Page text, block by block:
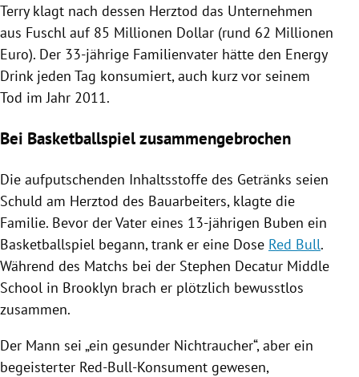
Terryklagt nach dessen Herztod das Unternehmen
aus Fuschl auf 85 Millionen Dollar (rund 62 Millionen
Euro). Der 33-jährige Familienvater hätte den Energy
Drink jeden Tag konsumiert, auch kurz vor seinem
Tod im Jahr 2011.
Bei Basketballspiel zusammengebrochen
Die aufputschenden Inhaltsstoffe des Getränks seien
Schuld am Herztod des Bauarbeiters, klagte die
Familie. Bevor der Vater eines 13-jährigen Buben ein
Basketballspiel begann, trank er eine Dose Red Bull.
Während des Matchs bei der Stephen Decatur Middle
School in Brooklyn brach er plötzlich bewusstlos
zusammen.
Der Mann sei „ein gesunder Nichtraucher“, aber ein
begeisterter Red-Bull-Konsument gewesen,